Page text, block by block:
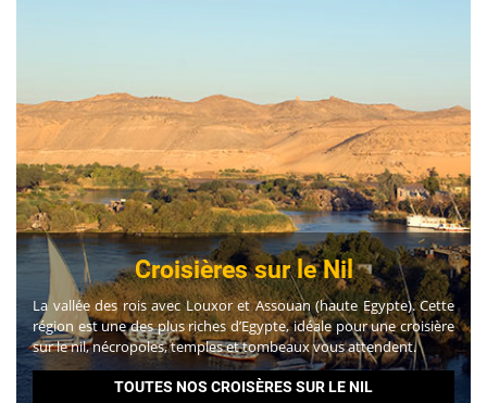
Croisières sur le Nil
La vallée des rois avec Louxor et Assouan (haute Egypte). Cette
région est une des plus riches d’Egypte, idéale pour une croisière
sur le nil, nécropoles, temples et tombeaux vous attendent.
TOUTES NOS CROISÈRES SUR LE NIL